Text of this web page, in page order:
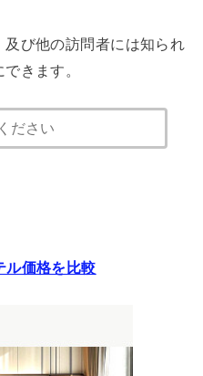
び他の訪問者には知られ
きます。
ル価格を比較